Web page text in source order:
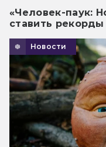
«Человек-паук:
ставить рекорды
Новости